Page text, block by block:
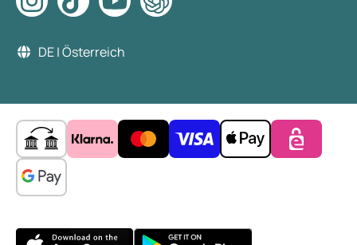
DE | Österreich